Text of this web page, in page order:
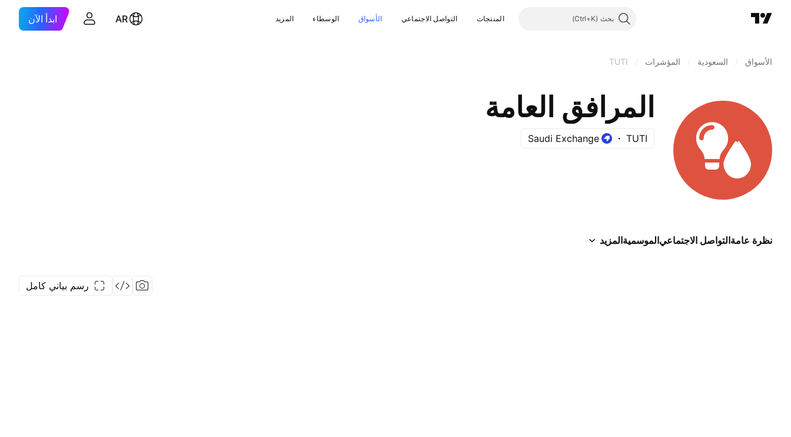
بحث المنتجات التواصل الاجتماعي الأسواق الوسطاء المزيد AR ابدأ الآن
الأسواق السعودية المؤشرات TUTI
المرافق العامة
TUTI
Saudi Exchange
نظرة عامةالتواصل الاجتماعيالموسميةالمزيد
رسم بياني كامل